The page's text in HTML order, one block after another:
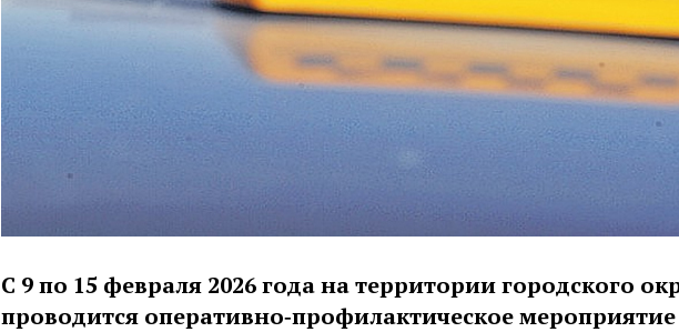
С 9 по 15 февраля 2026 года на территории городского
проводится оперативно‑профилактическое мероприятие